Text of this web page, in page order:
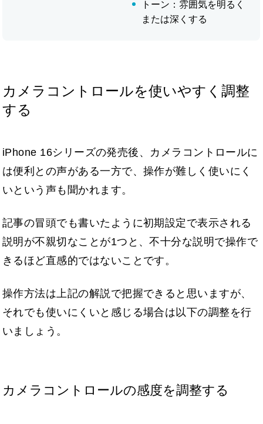
トーン：雰囲気を明るく
または深くする
カメラコントロールを使いやすく調整
する
iPhone 16シリーズの発売後、カメラコントロールに
は便利との声がある一方で、操作が難しく使いにく
いという声も聞かれます。
記事の冒頭でも書いたように初期設定で表示される
説明が不親切なことが1つと、不十分な説明で操作で
きるほど直感的ではないことです。
操作方法は上記の解説で把握できると思いますが、
それでも使いにくいと感じる場合は以下の調整を行
いましょう。
カメラコントロールの感度を調整する